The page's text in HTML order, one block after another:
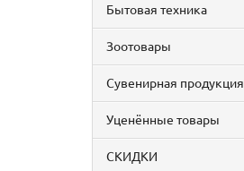
Бытовая техника
Зоотовары
Сувенирная продукция
Уценённые товары
СКИДКИ